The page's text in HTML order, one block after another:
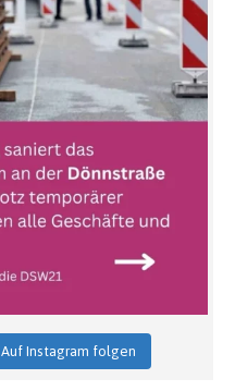
Auf Instagram folgen